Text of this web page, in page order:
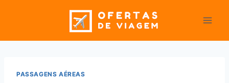
PASSAGENS AÉREAS